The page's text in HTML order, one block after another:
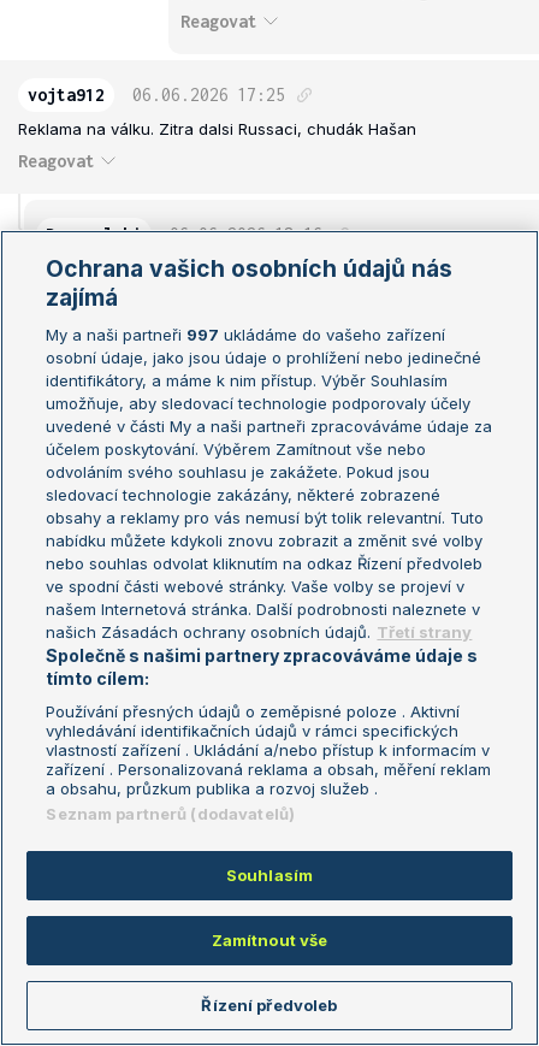
Reagovat
vojta912 06.06.2026 17:25
Reklama na válku. Zitra dalsi Russaci, chudák Hašan
Reagovat
Drzymalski 06.06.2026 18:16
... a jak se cítíš ty?
Reagovat
vojta912 06.06.2026 18:35
Tak uvidíme zítra jestli přibude další russky titul v mužském
singlu a případně ženském deblu. Beru to realisticky u
Lukašenkovny nebo tady se v současné chabé špičce
bohužel tituly dají očekávat. To samé v deblu s Townsend.
Dulezite je, aby v mužském GS zitra neuspěl agresor Saša
Reagovat
Patik 06.06.2026 20:38
Dúfam že Zverev v troch setoch win
Reagovat
tenisman1233 06.06.2026 20:40
Ženský debl podle tvé filozofie je už předem russký.
Katka s Ruskem má společného jen polovinu rodiny.
GaelM 06.06.2026 17:22
Jako jo, sebevědomí je fajn, ale mít tak třetinu děkovačky o sobě
Reagovat
Ochrana vašich osobních údajů nás
zajímá
My a naši partneři 997 ukládáme do vašeho zařízení
osobní údaje, jako jsou údaje o prohlížení nebo jedinečné
identifikátory, a máme k nim přístup. Výběr Souhlasím
umožňuje, aby sledovací technologie podporovaly účely
uvedené v části My a naši partneři zpracováváme údaje za
účelem poskytování. Výběrem Zamítnout vše nebo
odvoláním svého souhlasu je zakážete. Pokud jsou
sledovací technologie zakázány, některé zobrazené
obsahy a reklamy pro vás nemusí být tolik relevantní. Tuto
nabídku můžete kdykoli znovu zobrazit a změnit své volby
nebo souhlas odvolat kliknutím na odkaz Řízení předvoleb
ve spodní části webové stránky. Vaše volby se projeví v
našem Internetová stránka. Další podrobnosti naleznete v
našich Zásadách ochrany osobních údajů. Třetí strany
Společně s našimi partnery zpracováváme údaje s
tímto cílem:
Používání přesných údajů o zeměpisné poloze . Aktivní
vyhledávání identifikačních údajů v rámci specifických
vlastností zařízení . Ukládání a/nebo přístup k informacím v
zařízení . Personalizovaná reklama a obsah, měření reklam
a obsahu, průzkum publika a rozvoj služeb .
Seznam partnerů (dodavatelů)
Souhlasím
Zamítnout vše
Řízení předvoleb